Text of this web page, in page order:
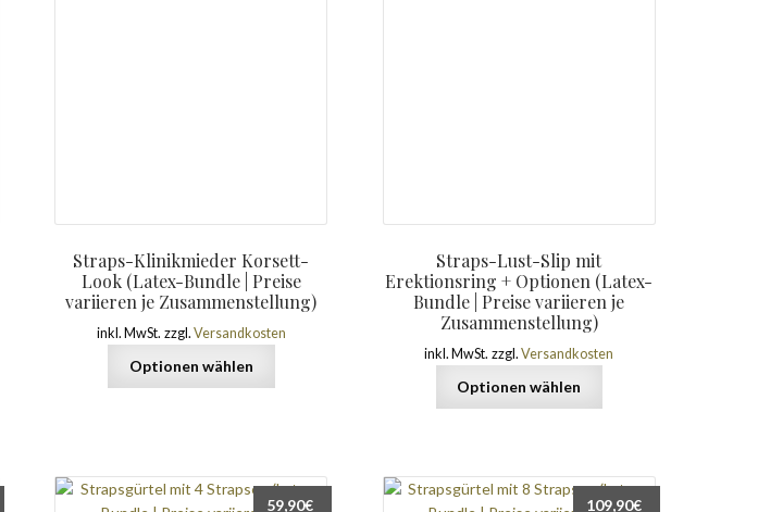
Straps-Klinikmieder Korsett-
Look (Latex-Bundle | Preise
variieren je Zusammenstellung)
inkl. MwSt. zzgl. Versandkosten
Optionen wählen
Straps-Lust-Slip mit
Erektionsring + Optionen (Latex-
Bundle | Preise variieren je
Zusammenstellung)
inkl. MwSt. zzgl.Versandkosten
Optionen wählen
59,90€ 109,90€